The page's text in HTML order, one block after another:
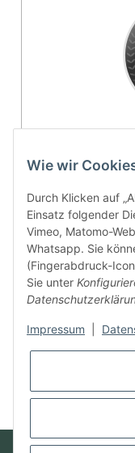
Wie wir
Durch Klicken auf
Einsatz folgender
Vimeo, Matomo-
Whatsapp. Sie
(Fingerabdruck-
Sie unter
Impressum